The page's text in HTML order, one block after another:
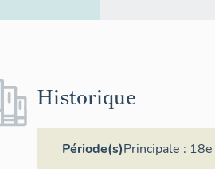
Historique
Période(s)Principale :